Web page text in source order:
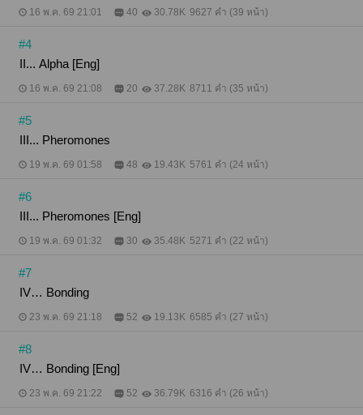
16 พ.ค. 69 21:01 40 30.78K 9627 คำ (39 หน้า)
#4
II... Alpha [Eng]
16 พ.ค. 69 21:08 20 37.28K 8711 คำ (35 หน้า)
#5
III... Pheromones
19 พ.ค. 69 01:58 48 19.43K 5761 คำ (24 หน้า)
#6
III... Pheromones [Eng]
19 พ.ค. 69 01:32 30 35.48K 5271 คำ (22 หน้า)
#7
IV… Bonding
23 พ.ค. 69 21:18 52 19.13K 6585 คำ (27 หน้า)
#8
IV… Bonding [Eng]
23 พ.ค. 69 21:22 52 36.79K 6316 คำ (26 หน้า)